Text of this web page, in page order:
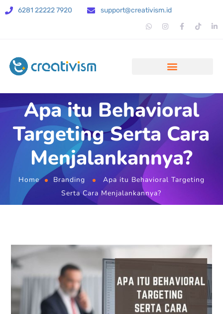
6281 22222 7920 support@creativism.id
Apa itu Behavioral
Targeting Serta Cara
Menjalankannya?
Home Branding
Apa itu Behavioral Targeting
Serta Cara Menjalankannya?